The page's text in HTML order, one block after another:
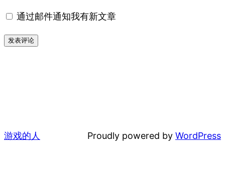
通过邮件通知我有新文章
游戏的人 Proudly powered by WordPress